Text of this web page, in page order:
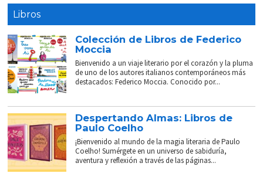
Libros
Colección de Libros de Federico
Moccia
Bienvenido a un viaje literario por el corazón y la pluma
de uno de los autores italianos contemporáneos más
destacados: Federico Moccia. Conocido por...
Despertando Almas: Libros de
Paulo Coelho
¡Bienvenido al mundo de la magia literaria de Paulo
Coelho! Sumérgete en un universo de sabiduría,
aventura y reflexión a través de las páginas...